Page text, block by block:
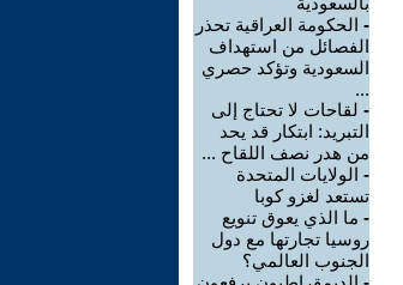
- الحكومة العراقية تحذر
الفصائل من استهداف
السعودية وتؤكد حصري
...
- لقاحات لا تحتاج إلى
التبريد: ابتكار قد يحد
من هدر نصف اللقاح ...
- الولايات المتحدة
تستعد لغزو كوبا
- ما الذي يعوق تنويع
روسيا تجارتها مع دول
الجنوب العالمي؟